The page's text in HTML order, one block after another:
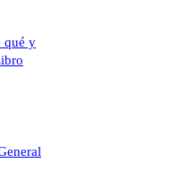
qué y